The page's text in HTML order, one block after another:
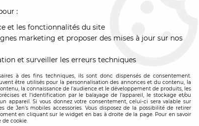
:
et les fonctionnalités du site
marketing et proposer des mises à jour sur nos
et surveiller les erreurs techniques
à des fins techniques, ils sont donc dispensés de consentement.
être utilisés pour la personnalisation des annonces et du contenu, la
la connaissance de l'audience et le développement de produits, les
et l'identification par le balayage de l'appareil, le stockage et/ou
appareil. Si vous donnez votre consentement, celui-ci sera valable sur
de Jen's mobiles accessories. Vous disposez de la possibilité de retirer
en cliquant sur le widget en bas à droite de la page. Pour en savoir
de cookie.